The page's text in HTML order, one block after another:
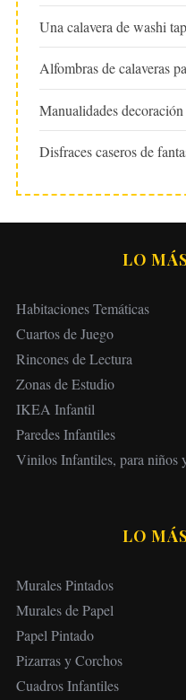
Una calavera de washi
Alfombras de calaveras
Manualidades decoración
Disfraces caseros de
LO
Habitaciones Temáticas
Cuartos de Juego
Rincones de Lectura
Zonas de Estudio
IKEA Infantil
Paredes Infantiles
Vinilos Infantiles, para niños
LO
Murales Pintados
Murales de Papel
Papel Pintado
Pizarras y Corchos
Cuadros Infantiles